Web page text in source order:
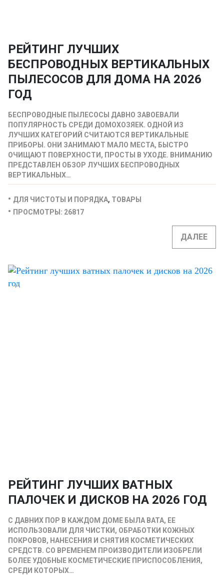
РЕЙТИНГ ЛУЧШИХ
БЕСПРОВОДНЫХ ВЕРТИКАЛЬНЫХ
ПЫЛЕСОСОВ ДЛЯ ДОМА НА 2026
ГОД
БЕСПРОВОДНЫЕ ПЫЛЕСОСЫ ДАВНО ЗАВОЕВАЛИ
ПОПУЛЯРНОСТЬ СРЕДИ ДОМОХОЗЯЕК. ОДНОЙ ИЗ
ЛУЧШИХ КАТЕГОРИЙ СЧИТАЮТСЯ ВЕРТИКАЛЬНЫЕ
ПРИБОРЫ. ОНИ ЗАНИМАЮТ МАЛО МЕСТА, БЫСТРО
ОЧИЩАЮТ ПОВЕРХНОСТИ, ПРОСТЫ В УХОДЕ. ВНИМАНИЮ
ПРЕДСТАВЛЕН ОБЗОР ЛУЧШИХ БЕСПРОВОДНЫХ
ВЕРТИКАЛЬНЫХ…
ДЛЯ ЧИСТОТЫ И ПОРЯДКА, ТОВАРЫ
ПРОСМОТРЫ: 26817
ДАЛЕЕ
РЕЙТИНГ ЛУЧШИХ ВАТНЫХ
ПАЛОЧЕК И ДИСКОВ НА 2026 ГОД
С ДАВНИХ ПОР В КАЖДОМ ДОМЕ БЫЛА ВАТА, ЕЕ
ИСПОЛЬЗОВАЛИ ДЛЯ ЧИСТКИ, ОБРАБОТКИ КОЖНЫХ
ПОКРОВОВ, НАНЕСЕНИЯ И СНЯТИЯ КОСМЕТИЧЕСКИХ
СРЕДСТВ. СО ВРЕМЕНЕМ ПРОИЗВОДИТЕЛИ ИЗОБРЕЛИ
БОЛЕЕ УДОБНЫЕ КОСМЕТИЧЕСКИЕ ПРИСПОСОБЛЕНИЯ,
СРЕДИ КОТОРЫХ…